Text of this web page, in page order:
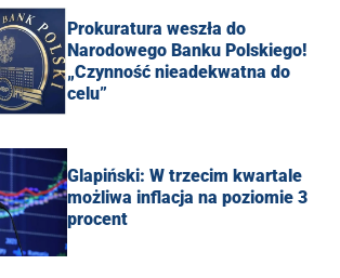
Prokuratura weszła do
Narodowego Banku Polskiego!
„Czynność nieadekwatna do
celu”
Glapiński: W trzecim kwartale
możliwa inflacja na poziomie 3
procent